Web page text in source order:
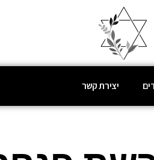
יצירת קשר